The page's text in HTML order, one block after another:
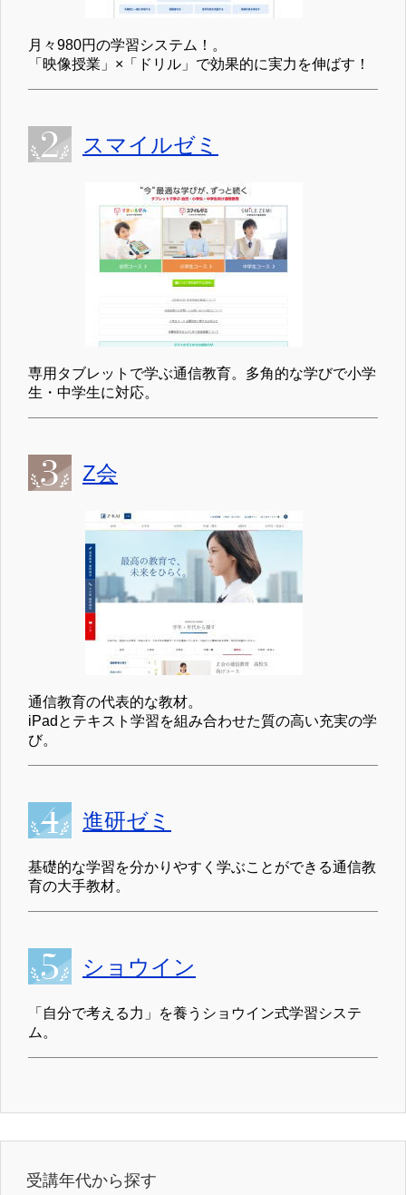
月々980円の学習システム！。
「映像授業」×「ドリル」で効果的に実力を伸ばす！
スマイルゼミ
専用タブレットで学ぶ通信教育。多角的な学びで小学
生・中学生に対応。
Z会
通信教育の代表的な教材。
iPadとテキスト学習を組み合わせた質の高い充実の学
び。
進研ゼミ
基礎的な学習を分かりやすく学ぶことができる通信教
育の大手教材。
ショウイン
「自分で考える力」を養うショウイン式学習システ
ム。
受講年代から探す